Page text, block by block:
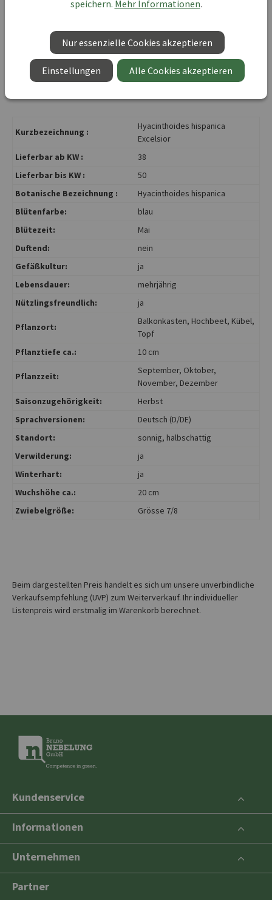
Pflanzkonzept für sonnige Standorte mit mäßig
trockenem bis trockenem Boden - Ersatz fürHyacinthoides
`Blue Queen`
Kurzbezeichnung :
Hyacinthoides hispanica
Excelsior
Lieferbar ab KW :
38
Lieferbar bis KW :
50
Botanische Bezeichnung :
Hyacinthoides hispanica
Blütenfarbe:
blau
Blütezeit:
Mai
Duftend:
nein
Gefäßkultur:
ja
Lebensdauer:
mehrjährig
Nützlingsfreundlich:
ja
Pflanzort:
Balkonkasten, Hochbeet, Kübel,
Topf
Pflanztiefe ca.:
10 cm
Pflanzzeit:
September, Oktober,
November, Dezember
Saisonzugehörigkeit:
Herbst
Sprachversionen:
Deutsch (D/DE)
Standort:
sonnig, halbschattig
Verwilderung:
ja
Winterhart:
ja
Wuchshöhe ca.:
20 cm
Zwiebelgröße:
Grösse 7/8
Beim dargestellten Preis handelt es sich um unsere unverbindliche
Verkaufsempfehlung (UVP) zum Weiterverkauf. Ihr individueller
Listenpreis wird erstmalig im Warenkorb berechnet.
Kundenservice
Informationen
Unternehmen
Partner
speichern. Mehr Informationen.
Nur essenzielle Cookies akzeptieren
Einstellungen Alle Cookies akzeptieren